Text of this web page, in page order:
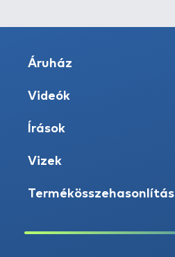
Áruház
Videók
Írások
Vizek
Termékösszehasonlítás